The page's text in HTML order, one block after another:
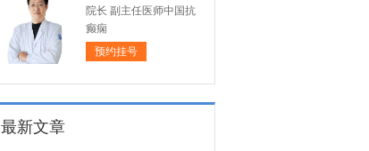
院长 副主任医师中国抗
癫痫
预约挂号
最新文章